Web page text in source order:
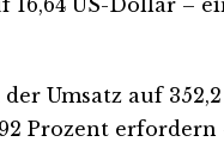
Umsatz auf
Prozent